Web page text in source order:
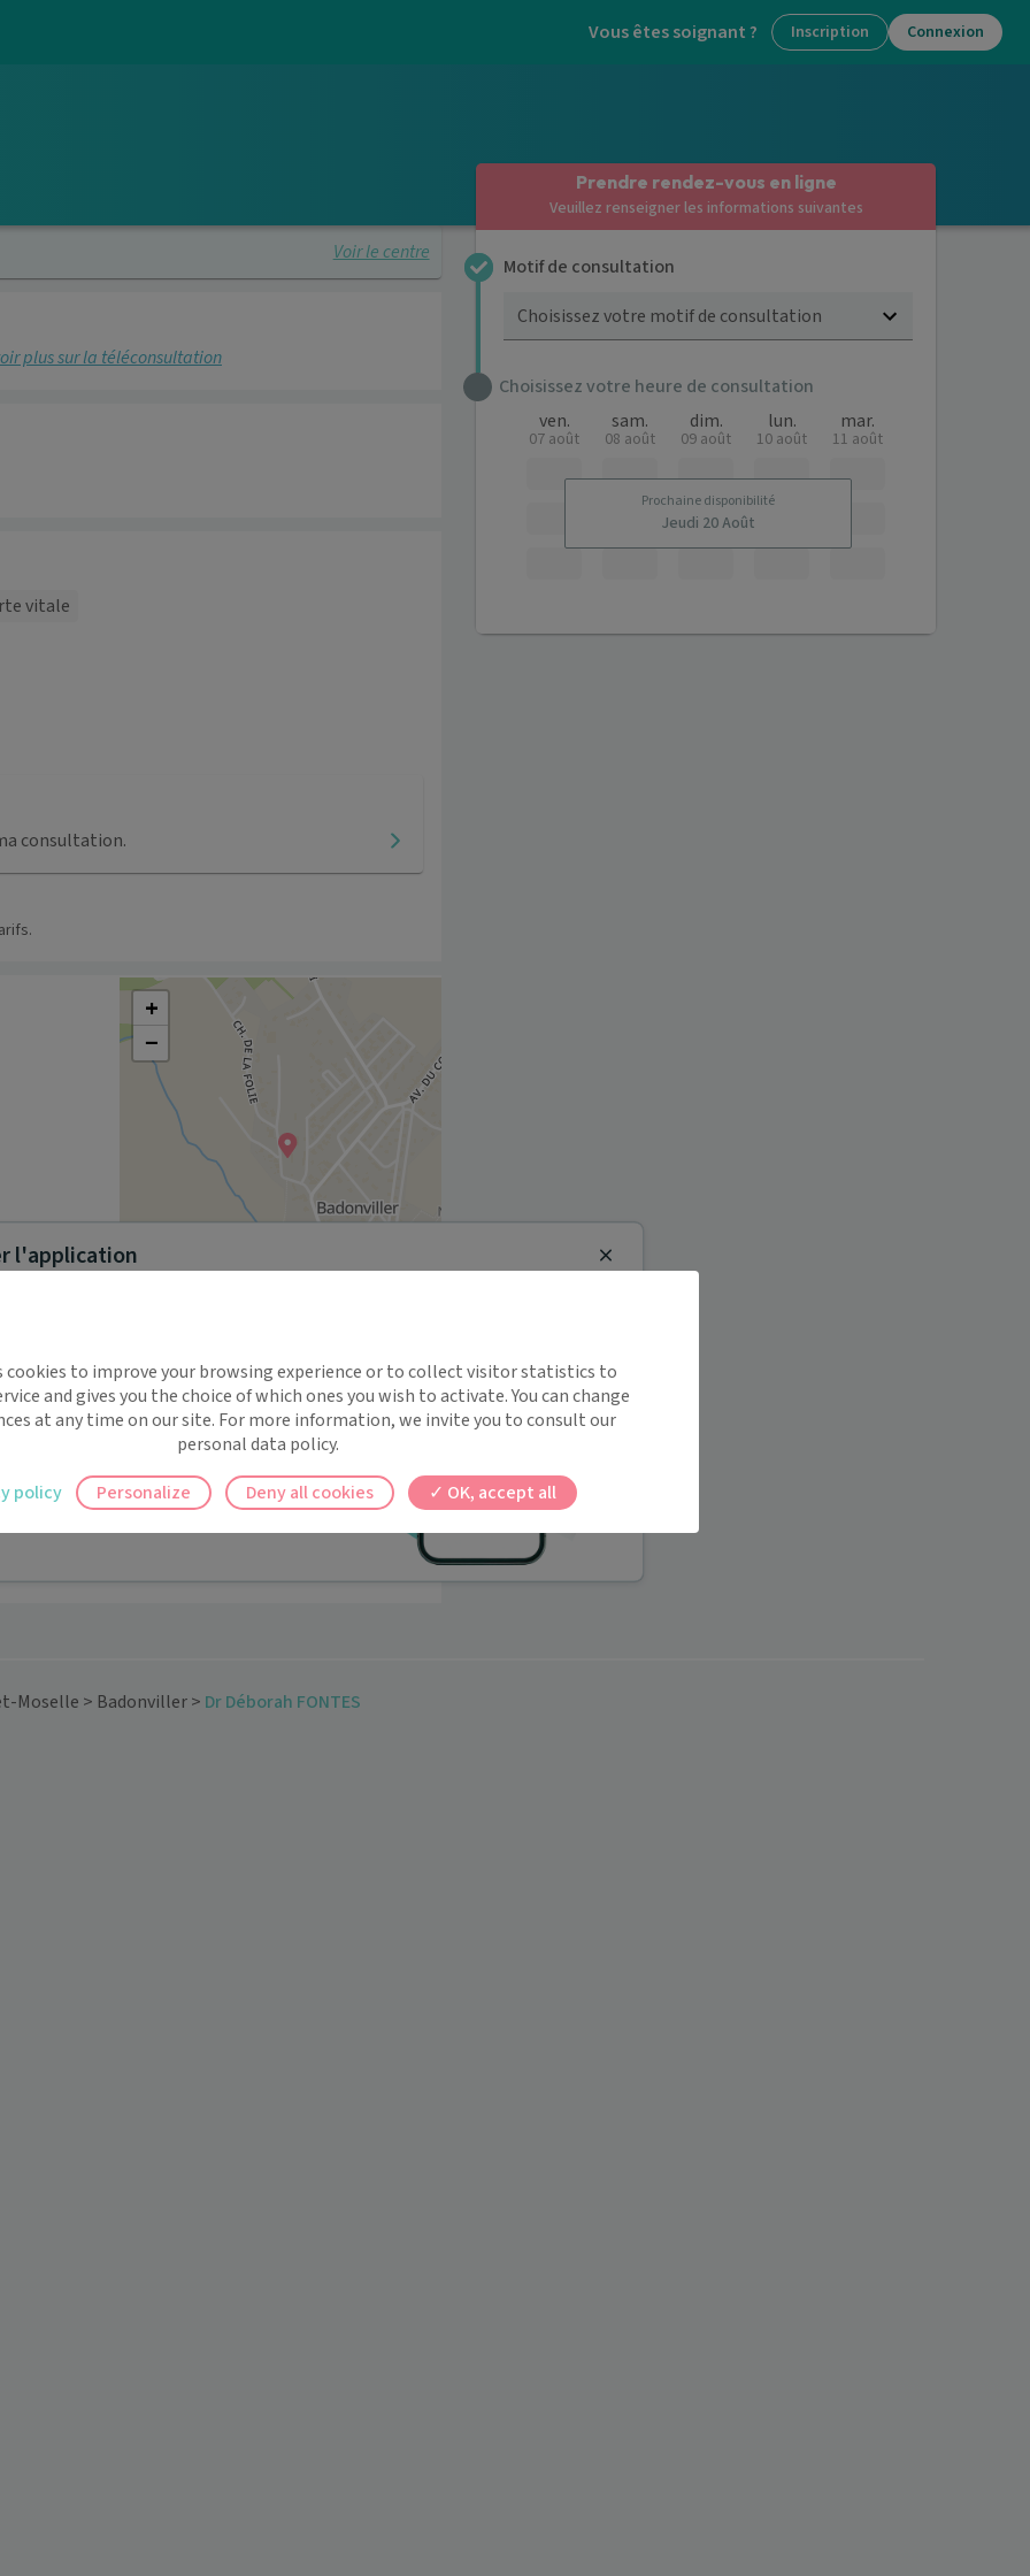
Vous êtes soignant ? Inscription Connexion
Voir le centre
plus sur la téléconsultation
vitale
consultation.
+
−
adultes pour tous types de soins médicaux
bilan de santé). Il assure également un suivi des
spécialistes en cas de besoin.
de Strasbourg(2020)
Prendre rendez-vous en ligne
Veuillez renseigner les informations suivantes
Motif de consultation
Choisissez votre motif de consultation
Choisissez votre heure de consultation
Prochaine disponibilité
Jeudi 20 Août
ven.
07 août
sam.
08 août
dim.
09 août
lun.
10 août
mar.
11 août
Moselle > Badonviller> Dr Déborah FONTES
l'application
!
rappels automatiques pour ne plus rien
Close
cookies to improve your browsing experience or to collect visitor statistics to
and gives you the choice of which ones you wish to activate. You can change
at any time on our site. For more information, we invite you to consult our
personal data policy.
OK, accept all
Deny all cookies
Personalize
policy